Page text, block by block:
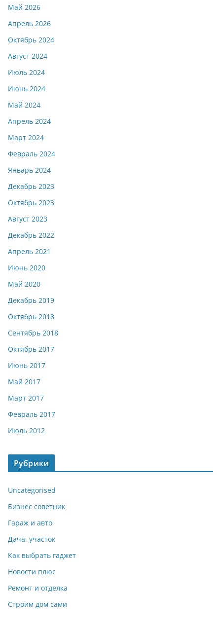
Май 2026
Апрель 2026
Октябрь 2024
Август 2024
Июль 2024
Июнь 2024
Май 2024
Апрель 2024
Март 2024
Февраль 2024
Январь 2024
Декабрь 2023
Октябрь 2023
Август 2023
Декабрь 2022
Апрель 2021
Июнь 2020
Май 2020
Декабрь 2019
Октябрь 2018
Сентябрь 2018
Октябрь 2017
Июнь 2017
Май 2017
Март 2017
Февраль 2017
Июль 2012
Рубрики
Uncategorised
Бизнес советник
Гараж и авто
Дача, участок
Как выбрать гаджет
Новости плюс
Ремонт и отделка
Строим дом сами